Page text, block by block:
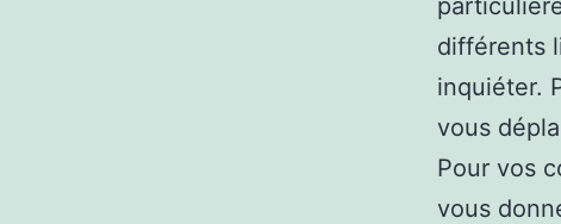
différents
inquiéter.
vous
Pour vos
vous